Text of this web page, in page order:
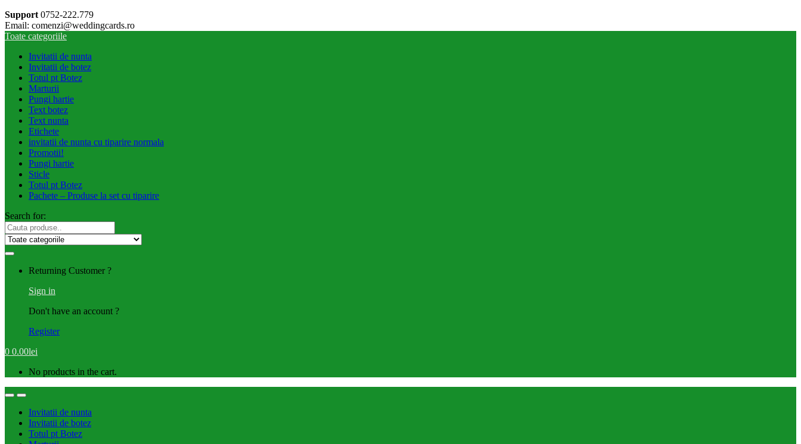
Support 0752-222.779
Email: comenzi@weddingcards.ro
Toate categoriile
Invitatii de nunta
Invitatii de botez
Totul pt Botez
Marturii
Pungi hartie
Text botez
Text nunta
Etichete
invitatii de nunta cu tiparire normala
Promotii!
Pungi hartie
Sticle
Totul pt Botez
Pachete – Produse la set cu tiparire
Search for:
Returning Customer ?
Sign in
Don't have an account ?
Register
0 0.00lei
No products in the cart.
Invitatii de nunta
Invitatii de botez
Totul pt Botez